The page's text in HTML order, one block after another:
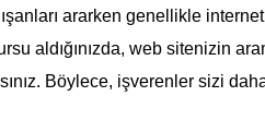
ararken genellikle
aldığınızda, web sitenizin
Böylece, işverenler sizi